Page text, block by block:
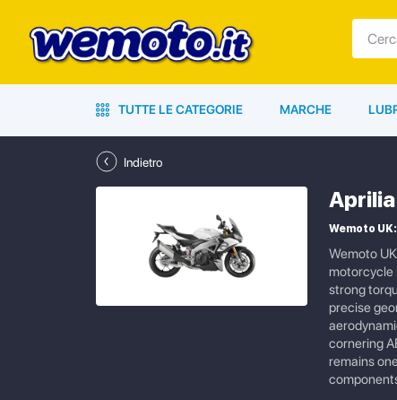
TUTTE LE CATEGORIE MARCHE
Indietro
Wemoto
Wemoto
motorcycle
strong
precise
cornering
remains